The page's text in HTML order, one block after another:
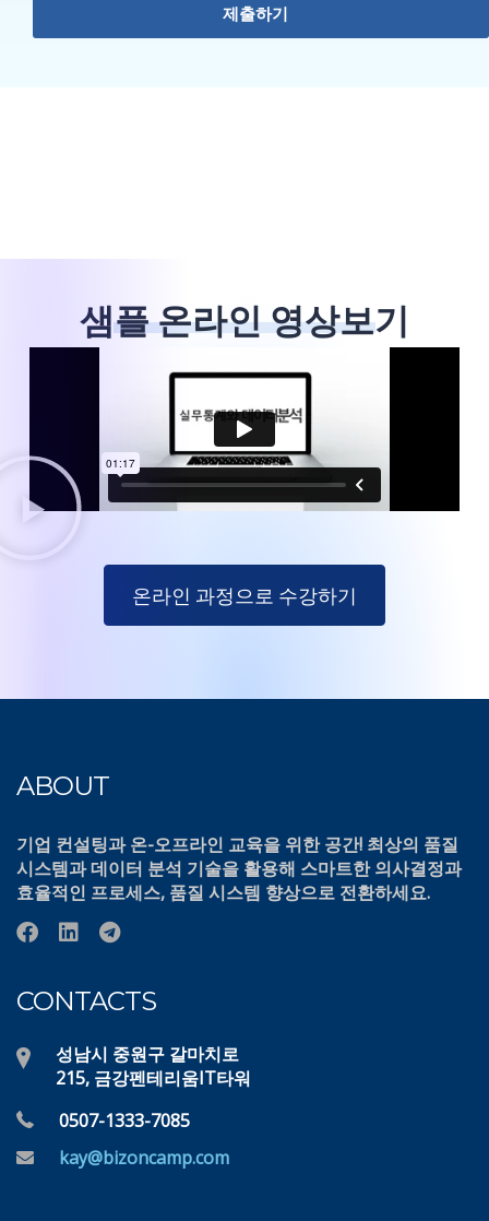
제출하기
샘플 온라인 영상보기
온라인 과정으로 수강하기
ABOUT
기업 컨설팅과 온-오프라인 교육을 위한 공간! 최상의 품질
시스템과 데이터 분석 기술을 활용해 스마트한 의사결정과
효율적인 프로세스, 품질 시스템 향상으로 전환하세요.
CONTACTS
성남시 중원구 갈마치로
215, 금강펜테리움IT타워
0507-1333-7085
kay@bizoncamp.com